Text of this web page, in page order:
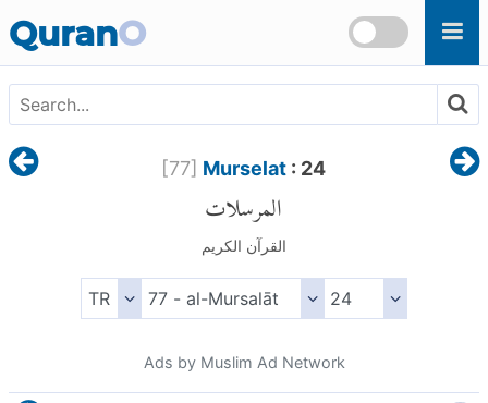
QuranO
[77] Murselat : 24
المرسلات
القرآن الكريم
Ads by Muslim Ad Network